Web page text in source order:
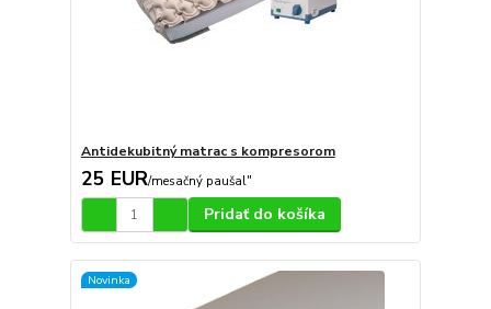
Antidekubitný matrac s kompresorom
25 EUR/mesačný paušal"
Pridať do košíka
Novinka